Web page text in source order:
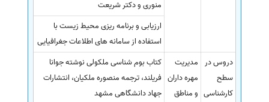
منوری و دکتر شریعت
ارزیابی و برنامه ریزی محیط زیست با
استفاده از سامانه های اطلاعات جغرافیایی
دروس در
سطح
کارشناسی
مدیریت
مهره داران
و مناطق
کتاب بوم شناسی ملکولی نوشته جوانا
فریلند، ترجمه منصوره ملکیان، انتشارات
جهاد دانشگاهی مشهد